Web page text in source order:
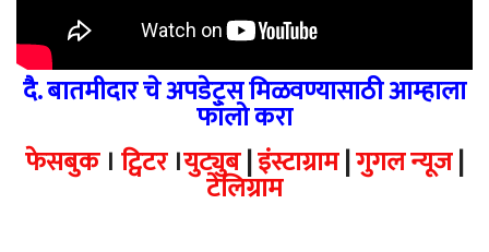
दै. बातमीदार चे अपडेट्स मिळवण्यासाठी आम्हाला
फॉलो करा
फेसबुक। ट्विटर।युट्युब|इंस्टाग्राम|गुगल न्यूज|
टेलिग्राम